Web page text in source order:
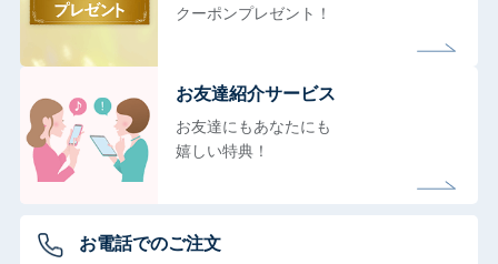
クーポンプレゼント！
お友達紹介サービス
お友達にもあなたにも
嬉しい特典！
お電話でのご注文